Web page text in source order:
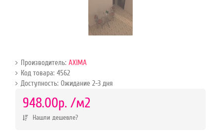
Производитель:AXIMA
Код товара: 4562
Доступность: Ожидание 2-3 дня
948.00р. р.
/м2
Нашли дешевле?